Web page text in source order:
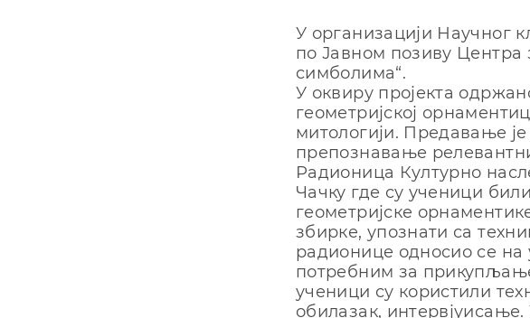
У организацији Научног
по Јавном позиву Центра
симболима“.
У оквиру пројекта
геометријској
митологији. Предавање
препознавање
Радионица Културно
Чачку где су ученици
геометријске
збирке, упознати са
радионице односио се
потребним за
ученици су користили
обилазак,